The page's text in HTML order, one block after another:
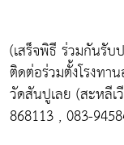
(เสร็จพิธี ร่วมกันรับ
ติดต่อร่วมตั้งโรงทา
วัดสันปูเลย (สะหลี
868113 , 083-